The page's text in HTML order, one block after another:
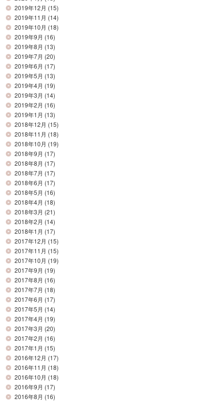
2019年12月 (15)
2019年11月 (14)
2019年10月 (18)
2019年9月 (16)
2019年8月 (13)
2019年7月 (20)
2019年6月 (17)
2019年5月 (13)
2019年4月 (19)
2019年3月 (14)
2019年2月 (16)
2019年1月 (13)
2018年12月 (15)
2018年11月 (18)
2018年10月 (19)
2018年9月 (17)
2018年8月 (17)
2018年7月 (17)
2018年6月 (17)
2018年5月 (16)
2018年4月 (18)
2018年3月 (21)
2018年2月 (14)
2018年1月 (17)
2017年12月 (15)
2017年11月 (15)
2017年10月 (19)
2017年9月 (19)
2017年8月 (16)
2017年7月 (18)
2017年6月 (17)
2017年5月 (14)
2017年4月 (19)
2017年3月 (20)
2017年2月 (16)
2017年1月 (15)
2016年12月 (17)
2016年11月 (18)
2016年10月 (18)
2016年9月 (17)
2016年8月 (16)